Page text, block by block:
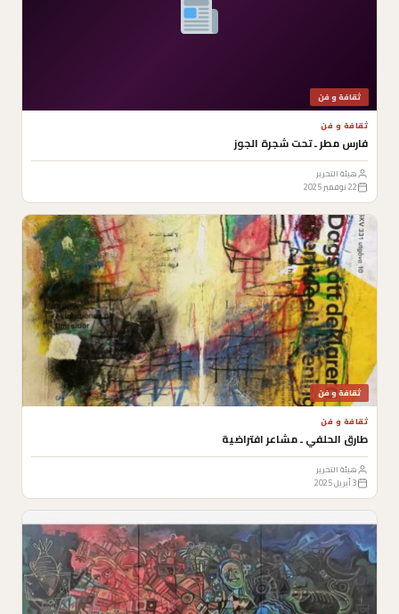
ثقافة و فن
ثقافة و فن
فارس مطر ـ تحت شجرة الجوز
هيئة التحرير
22 نوفمبر 2025
ثقافة و فن
ثقافة و فن
طارق الحلفي ـ مشاعر افتراضية
هيئة التحرير
3 أبريل 2025